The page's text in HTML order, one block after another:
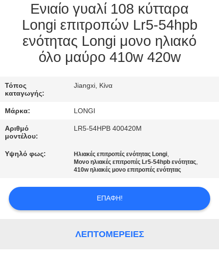
ΖΗΤΉΣΤΕ
ΈΝΑ
ΑΠΌΣΠΑΣΜΑ
SITEMAP
PRIVACY
POLICY
Ενιαίο γυαλί 108 κύτταρα
Longi επιτροπών Lr5-54hpb
ενότητας Longi μονο ηλιακό
όλο μαύρο 410w 420w
Τόπος
καταγωγής:
Jiangxi, Κίνα
Μάρκα: LONGI
Αριθμό
μοντέλου:
LR5-54HPB 400420M
Υψηλό φως: Ηλιακές επιτροπές ενότητας Longi,
Μονο ηλιακές επιτροπές Lr5-54hpb ενότητας,
410w ηλιακές μονο επιτροπές ενότητας
ΕΠΑΦΉ!
ΛΕΠΤΟΜΈΡΕΙΕΣ